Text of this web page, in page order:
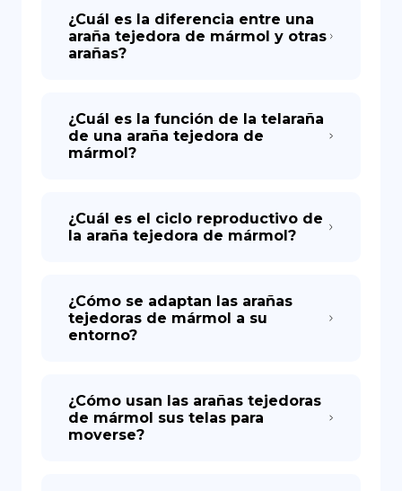
¿Cuál es la diferencia entre una
araña tejedora de mármol y otras
arañas?
¿Cuál es la función de la telaraña
de una araña tejedora de
mármol?
¿Cuál es el ciclo reproductivo de
la araña tejedora de mármol?
¿Cómo se adaptan las arañas
tejedoras de mármol a su
entorno?
¿Cómo usan las arañas tejedoras
de mármol sus telas para
moverse?